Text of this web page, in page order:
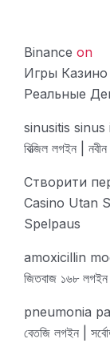
Binance on
Игры
Реальные
sinusitis
বিত্‍জিল লগইন |
Створити
Casino Utan
Spelpaus ️
amoxicillin
জিতবাজ ১৬৮
pneumonia
বেতজি লগইন |